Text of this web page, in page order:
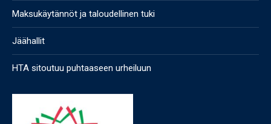
Maksukäytännöt ja taloudellinen tuki
Jäähallit
HTA sitoutuu puhtaaseen urheiluun